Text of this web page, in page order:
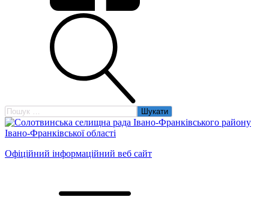
Пошук:
Офіційний інформаційний веб сайт